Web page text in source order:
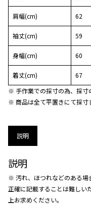
肩幅(cm) 62
袖丈(cm) 59
身幅(cm) 60
着丈(cm)
67
※ 手作業での採寸の為、採寸
※ 商品は全て平置きにて採寸
説明
説明
※ 汚れ、ほつれなどのある場
正確に記載することは難しい
上お求めください。